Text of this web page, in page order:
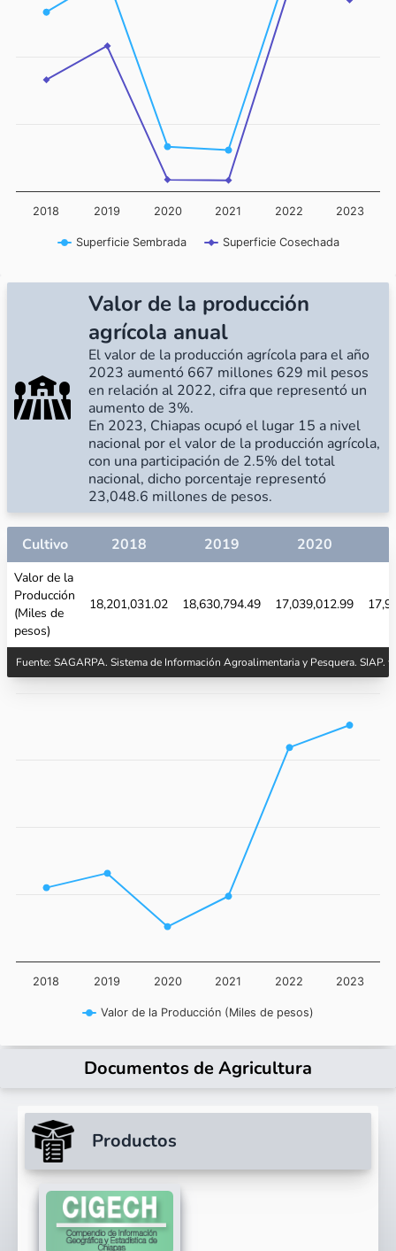
Superficie Sembrada Superficie Cosechada
2018 2019 2020 2021 2022 2023
Valor de la producción
agrícola anual
El valor de la producción agrícola para el año
2023 aumentó 667 millones 629 mil pesos
en relación al 2022, cifra que representó un
aumento de 3%.
En 2023, Chiapas ocupó el lugar 15 a nivel
nacional por el valor de la producción agrícola,
con una participación de 2.5% del total
nacional, dicho porcentaje representó
23,048.6 millones de pesos.
Cultivo 2018 2019 2020
Valor de la
Producción
(Miles de
pesos)
18,201,031.02 18,630,794.49 17,039,012.99
Fuente: SAGARPA. Sistema de Información Agroalimentaria y Pesquera. SIAP.
Valor de la Producción (Miles de pesos)
2018 2019 2020 2021 2022 2023
Documentos de Agricultura
Productos